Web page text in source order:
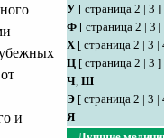
и
У [ страница 2 | 3 ]
Ф [ страница 2 | 3 |
Х[ страница 2 | 3 |
Ц [ страница 2 | 3 ]
Ч, Ш
Э [ страница 2 | 3 |
Я